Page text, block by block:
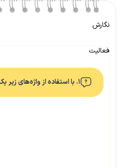
نگارش
فعالیت
۱. با استفاده از واژه‌های زیر یک بند درباره‌ی «شهید» بنویسید. از علائم نگارشی مناسب هم استفاده کنید. عشق – زندگی – حماسه – صداقت – سنگر – سرنوشت‌ساز